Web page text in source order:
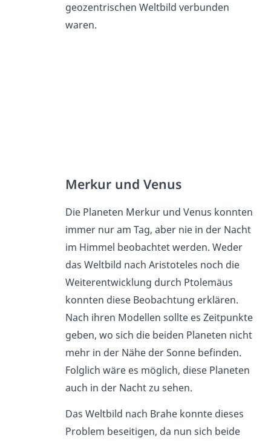
geozentrischen Weltbild verbunden
waren.
Merkur und Venus
Die Planeten Merkur und Venus konnten
immer nur am Tag, aber nie in der Nacht
im Himmel beobachtet werden. Weder
das Weltbild nach Aristoteles noch die
Weiterentwicklung durch Ptolemäus
konnten diese Beobachtung erklären.
Nach ihren Modellen sollte es Zeitpunkte
geben, wo sich die beiden Planeten nicht
mehr in der Nähe der Sonne befinden.
Folglich wäre es möglich, diese Planeten
auch in der Nacht zu sehen.
Das Weltbild nach Brahe konnte dieses
Problem beseitigen, da nun sich beide